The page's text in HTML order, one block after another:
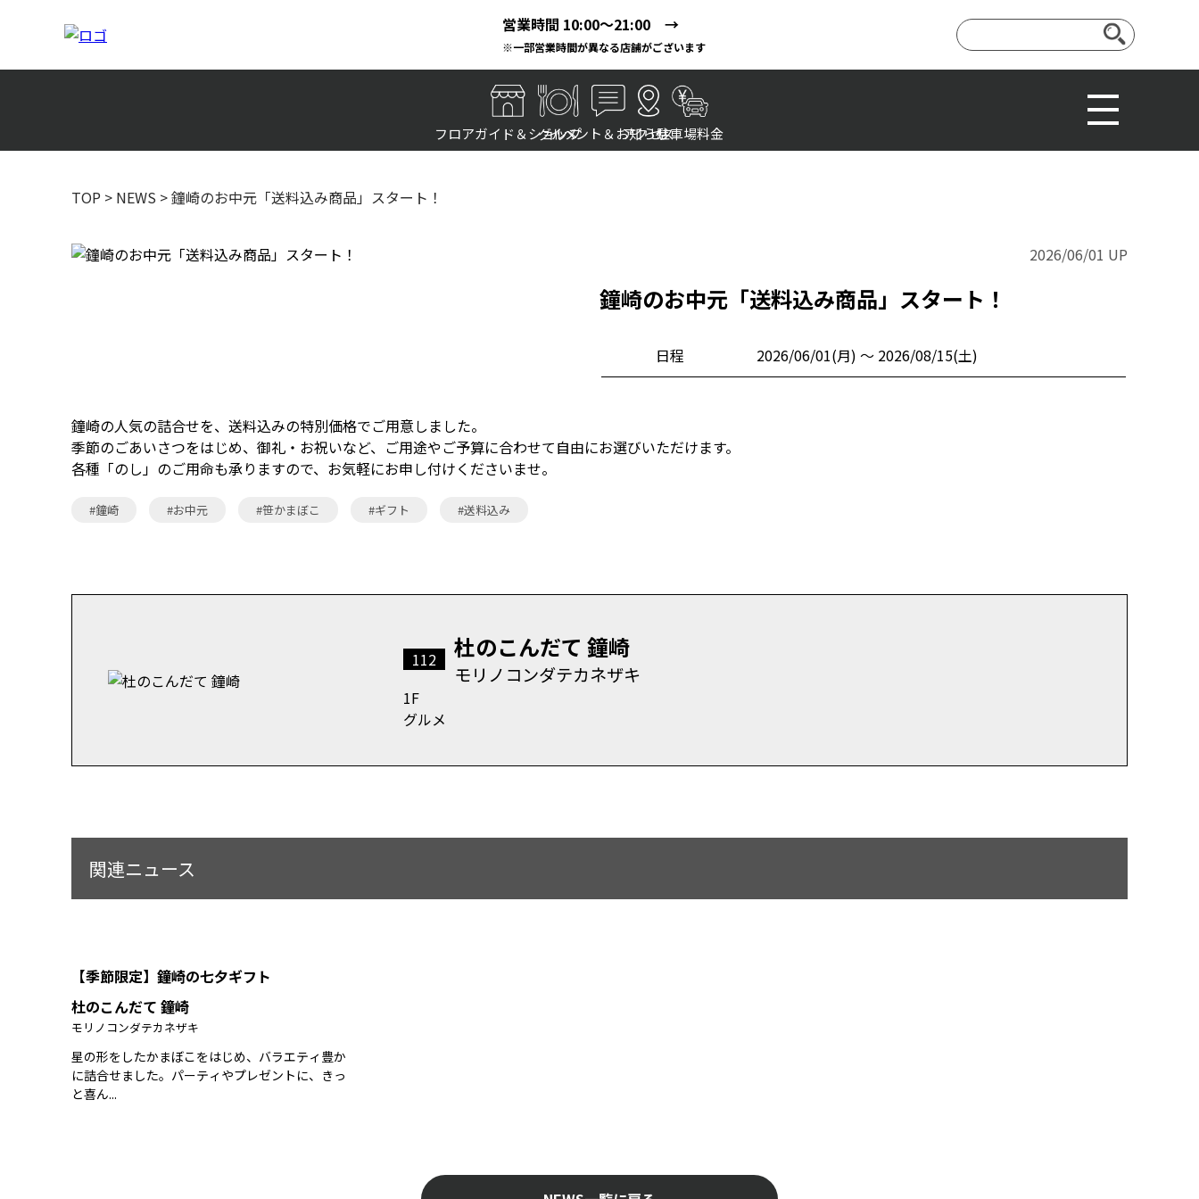
営業時間 10:00～21:00 →
※一部営業時間が異なる店舗がございます
フロアガイド＆ショップ
グルメ
イベント＆お知らせ
アクセス駐車場料金
TOP > NEWS >鐘崎のお中元「送料込み商品」スタート！
2026/06/01 UP
鐘崎のお中元「送料込み商品」スタート！
日程 2026/06/01(月) 〜 2026/08/15(土)
鐘崎の人気の詰合せを、送料込みの特別価格でご用意しました。
季節のごあいさつをはじめ、御礼・お祝いなど、ご用途やご予算に合わせて自由にお選びいただけます。
各種「のし」のご用命も承りますので、お気軽にお申し付けくださいませ。
#鐘崎 #お中元 #笹かまぼこ #ギフト #送料込み
112 杜のこんだて 鐘崎
モリノコンダテカネザキ
1F
グルメ
関連ニュース
【季節限定】鐘崎の七夕ギフト
杜のこんだて 鐘崎
モリノコンダテカネザキ
星の形をしたかまぼこをはじめ、バラエティ豊か
に詰合せました。パーティやプレゼントに、きっ
と喜ん...